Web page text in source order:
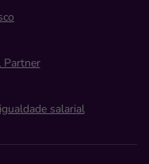
Partner
salarial